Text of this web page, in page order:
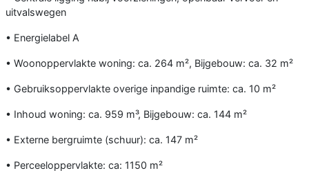
uitvalswegen
• Energielabel A
• Woonoppervlakte woning: ca. 264 m², Bijgebouw: ca. 32 m²
• Gebruiksoppervlakte overige inpandige ruimte: ca. 10 m²
• Inhoud woning: ca. 959 m³, Bijgebouw: ca. 144 m²
• Externe bergruimte (schuur): ca. 147 m²
• Perceeloppervlakte: ca: 1150 m²